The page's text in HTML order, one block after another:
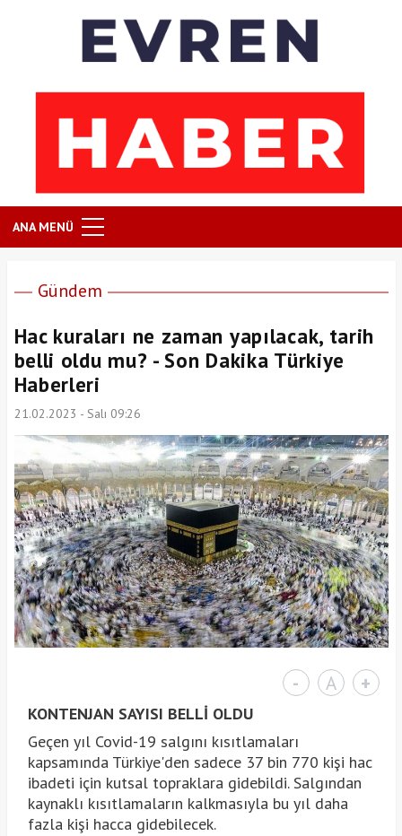
ANA MENÜ
Gündem
Hac kuraları ne zaman yapılacak, tarih
belli oldu mu? - Son Dakika Türkiye
Haberleri
21.02.2023 - Salı 09:26
- A +
KONTENJAN SAYISI BELLİ OLDU
Geçen yıl Covid-19 salgını kısıtlamaları
kapsamında Türkiye'den sadece 37 bin 770 kişi hac
ibadeti için kutsal topraklara gidebildi. Salgından
kaynaklı kısıtlamaların kalkmasıyla bu yıl daha
fazla kişi hacca gidebilecek.